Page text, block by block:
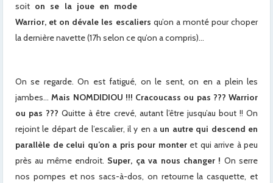
soit on se la joue en mode
Warrior, et on dévale les escaliers qu’on a monté pour choper
la dernière navette (17h selon ce qu’on a compris)…
On se regarde. On est fatigué, on le sent, on en a plein les
jambes…Mais NOMDIDIOU !!! Cracoucass ou pas ??? Warrior
ou pas ??? Quitte à être crevé, autant l’être jusqu’au bout !! On
rejoint le départ de l’escalier, il y en a un autre qui descend en
parallèle de celui qu’on a pris pour monteret qui arrive à peu
près au même endroit. Super, ça va nous changer ! On serre
nos pompes et nos sacs-à-dos, on retourne la casquette, et